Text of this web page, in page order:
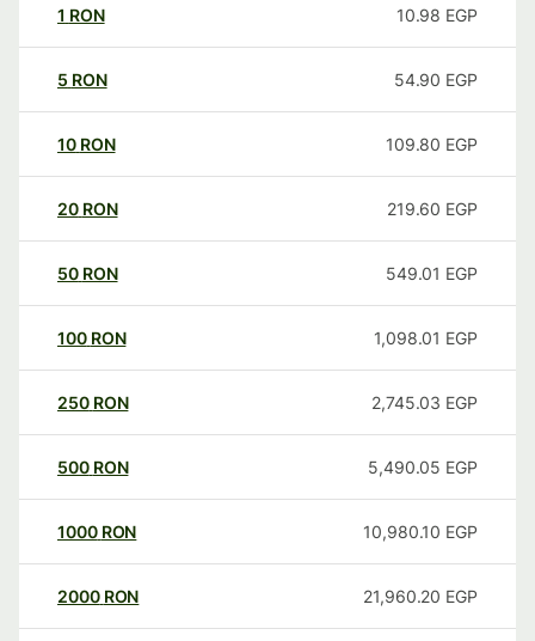
1 RON 10.98 EGP
5 RON 54.90 EGP
10 RON 109.80 EGP
20 RON 219.60 EGP
50 RON 549.01 EGP
100 RON 1,098.01 EGP
250 RON 2,745.03 EGP
500 RON 5,490.05 EGP
1000 RON 10,980.10 EGP
2000 RON 21,960.20 EGP